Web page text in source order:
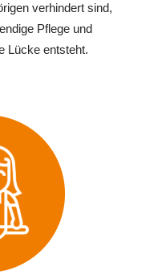
verhindert sind,
Pflege und
Lücke entsteht.